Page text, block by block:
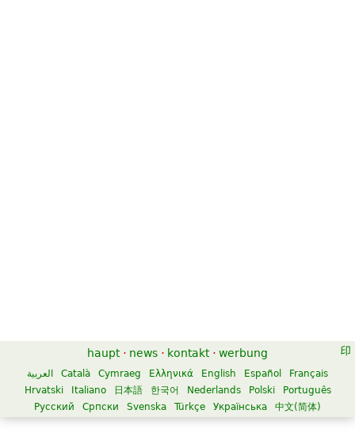
haupt · news · kontakt · werbung
العربية Català Cymraeg Ελληνικά English Español
Français
Hrvatski
Italiano 日本語 한국어 Nederlands Polski
Português
Русский
Српски Svenska Türkçe Українська 中文(简体)